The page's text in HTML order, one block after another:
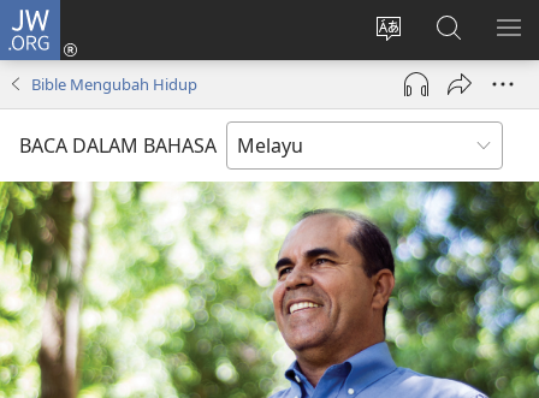
JW.ORG
Tukar
bahasa
laman
web
Log
Masuk
(membuka
tetingkap
baharu)
Cari
JW.ORG
Bible Mengubah Hidup
BACA DALAM BAHASA